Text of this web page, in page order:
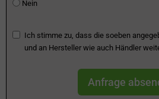
Nein
Ich stimme zu, dass die soeben
und an Hersteller wie auch Händler
Anfrage